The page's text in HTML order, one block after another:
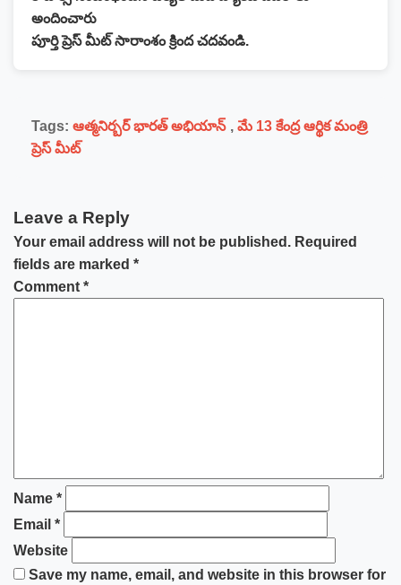
అందించారు
పూర్తి ప్రెస్ మీట్ సారాంశం క్రింద చదవండి.
Tags: ఆత్మనిర్బర్ భారత్ అభియాన్ , మే 13 కేంద్ర ఆర్థిక మంత్రి
ప్రెస్ మీట్
Leave a Reply
Your email address will not be published. Required
fields are marked *
Comment *
Name *
Email *
Website
Save my name, email, and website in this browser for